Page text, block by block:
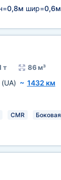
0,8м шир=0,6м
т 86 м³
(UA) ~ 1432 км
CMR Боковая